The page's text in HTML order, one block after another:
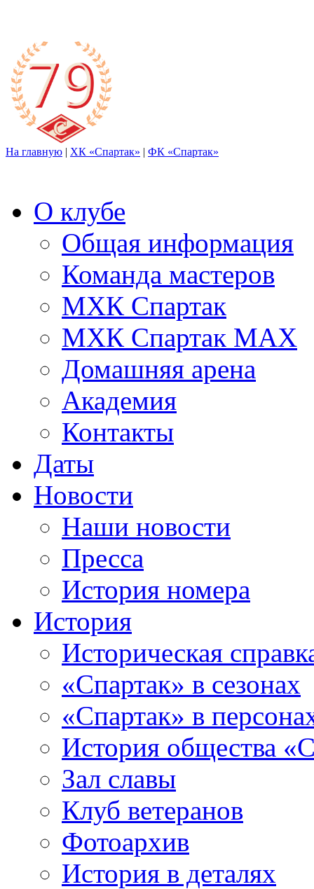
На главную | ХК «Спартак» | ФК «Спартак»
О клубе
Общая информация
Команда мастеров
МХК Спартак
МХК Спартак МАХ
Домашняя арена
Академия
Контакты
Даты
Новости
Наши новости
Пресса
История номера
История
Историческая
«Спартак» в сезонах
«Спартак» в
История общества
Зал славы
Клуб ветеранов
Фотоархив
История в деталях